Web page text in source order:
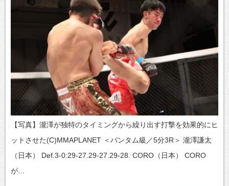
【写真】瀧澤が独特のタイミングから繰り出す打撃を効果的にヒ
ットさせた(C)MMAPLANET ＜バンタム級／5分3R＞ 瀧澤謙太
（日本） Def.3-0:29-27.29-27.29-28. CORO（日本） CORO
が…